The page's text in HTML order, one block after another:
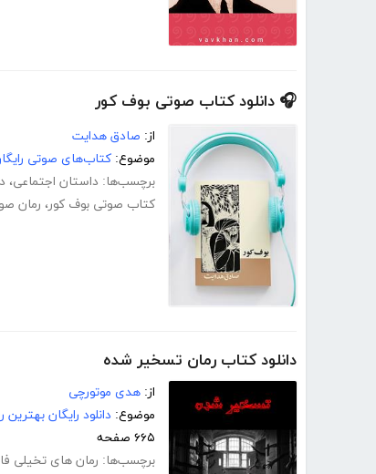
🎧 دانلود کتاب صوتی بوف کور
از: صادق هدایت
موضوع: کتاب‌های صوتی
برچسب‌ها: داستان اجتماعی،
کتاب صوتی بوف کور، رمان
دانلود کتاب رمان تسخیر شده
از: هدی موتورچی
موضوع: دانلود رایگان بهترین
۶۶۵ صفحه
برچسب‌ها: رمان های تخیلی